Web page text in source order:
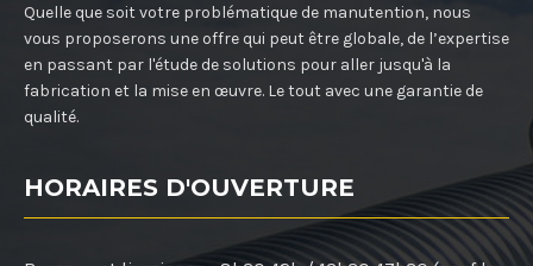
Quelle que soit votre problématique de manutention, nous
vous proposerons une offre qui peut être globale, de l’expertise
en passant par l'étude de solutions pour aller jusqu'à la
fabrication et la mise en œuvre. Le tout avec une garantie de
qualité.
HORAIRES D'OUVERTURE